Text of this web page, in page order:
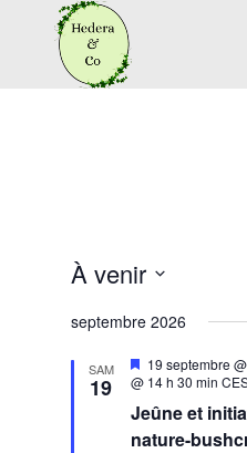
À venir
une
septembre 2026
SAM
19
Mis
en
19 septembre
@ 14 h 30 min
Jeûne et
nature-